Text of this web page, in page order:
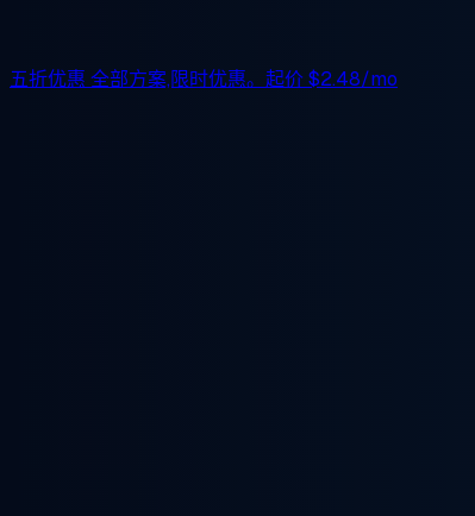
五折优惠 全部方案,限时优惠。起价$2.48/mo